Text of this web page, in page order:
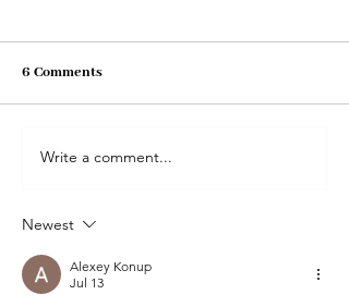
FUTURE Manager revine. A
pentru studenții și tinerii la
6 Comments
Write a comment...
Newest
Alexey Konup
Jul 13